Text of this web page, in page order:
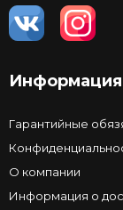
Информация
Гарантийные
О компании
Информация о